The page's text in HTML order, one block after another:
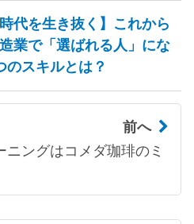
時代を生き抜く】これから
業で「選ばれる人」にな
のスキルとは？
前へ
ニングはコメダ珈琲のミ